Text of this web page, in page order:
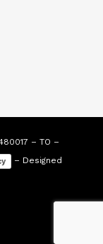
– TO –
– Designed